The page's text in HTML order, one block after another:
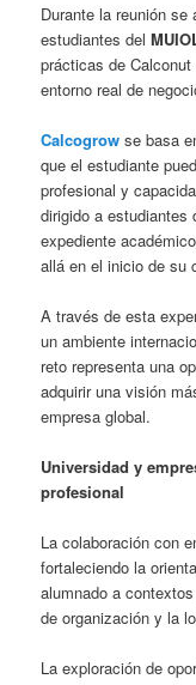
Durante la reunión
estudiantes del
prácticas de
entorno real de
Calcogrow se basa
que el estudiante
profesional y
dirigido a estudiantes
expediente
allá en el inicio de su
A través de esta
un ambiente
reto representa una
adquirir una visión
empresa global.
Universidad y
profesional
La colaboración con
fortaleciendo la
alumnado a
de organización y la
La exploración de